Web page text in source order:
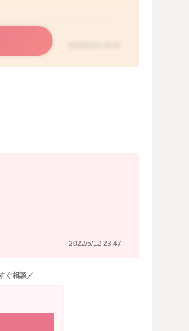
2022/5/12 23:47
ぐ相談／